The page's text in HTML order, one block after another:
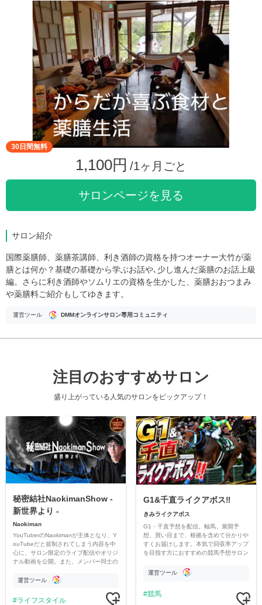
30日間無料
1,100円 /1ヶ月ごと
サロンページを見る
サロン紹介
国際薬膳師、薬膳茶講師、利き酒師の資格を持つオーナー大竹が薬
膳とは何か？基礎の基礎から学ぶお話や､少し進んだ薬膳のお話上級
編。さらに利き酒師やソムリエの資格を生かした、薬膳おおつまみ
や薬膳料ご紹介もしてゆきます。
運営ツール DMMオンラインサロン専用コミュニティ
注目のおすすめサロン
盛り上がっている人気のサロンをピックアップ！
秘密結社NaokimanShow -
新世界より -
Naokiman
YouTuberのNaokimanが主体となり、Y
ouTubeだと規制されてしまう内容を中
心に、サロン限定のライブ配信やオリジ
ナル動画を公開。また、メンバー同士の
ただいています。
運営ツール
ライフスタイル
G1&千直ライクアボス‼️
きみライクアボス
G1・千直予想を配信。軸馬、展開予
想、買い目まで、根拠を含めて分かりや
すくお届けします。本気で回収率アップ
を目指す方におすすめの競馬予想サロン
運営ツール
競馬